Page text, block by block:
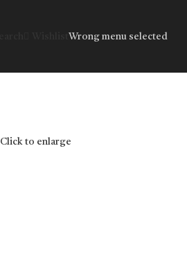
Wrong menu selected
Click to enlarge